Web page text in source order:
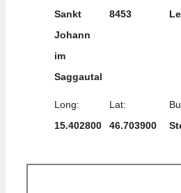
Sankt
Johann
im
Saggautal
8453
Long:
15.402800
Lat:
46.703900